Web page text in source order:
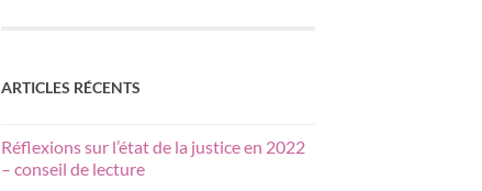
ARTICLES RÉCENTS
Réflexions sur l’état de la justice en 2022
– conseil de lecture